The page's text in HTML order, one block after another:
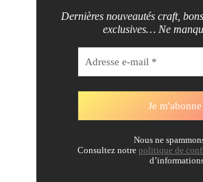
Dernières nouveautés craft,
exclusives… Ne
Nous ne
Consultez notre politique de